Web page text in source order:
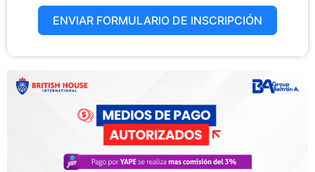
ENVIAR FORMULARIO DE INSCRIPCIÓN
Alternative: